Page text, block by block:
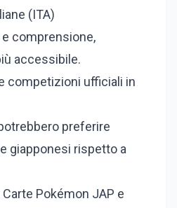
(ITA)
e comprensione,
accessibile.
competizioni ufficiali in
preferire
giapponesi rispetto a
Pokémon JAP e